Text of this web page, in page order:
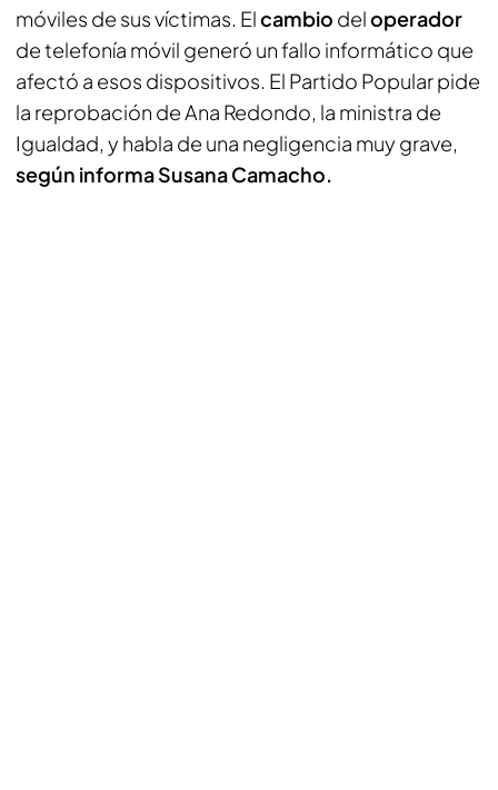
móviles de sus víctimas. Elcambio deloperador
de telefonía móvil generó un fallo informático que
afectó a esos dispositivos. El Partido Popular pide
la reprobación de Ana Redondo, la ministra de
Igualdad, y habla de una negligencia muy grave,
según informa Susana Camacho.